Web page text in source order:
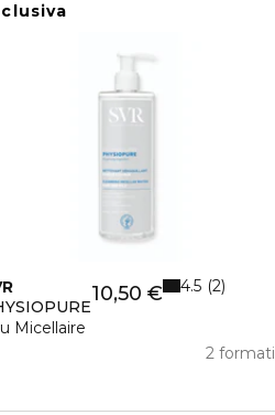
Micellaire
10,50 €
2 formati
4.5 2